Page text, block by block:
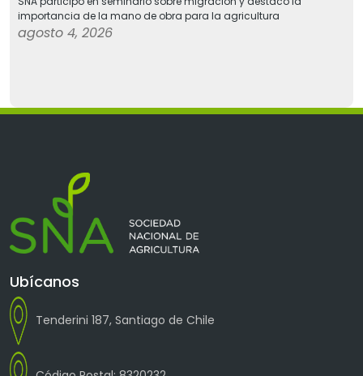
importancia de la mano de obra para la agricultura
agosto 4, 2026
Ubícanos
Tenderini 187, Santiago de Chile